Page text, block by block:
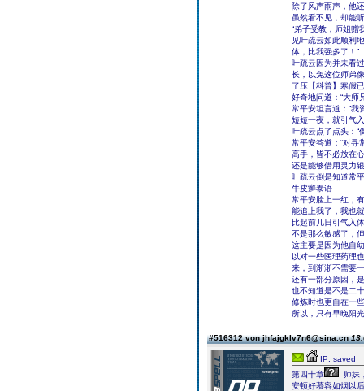
除了风声雨声，他
虽然看不见，却能
“弟子受教，师姐赠
见叶疏云如此顺利
体，比我强多了！”
叶疏云因为并未看
长，以免这位师弟
了压【科普】寒假
好奇地问道：“大师
常平安坦言道：“我
短短一夜，就引气
叶疏云点了点头：“
常平安答道：“对寻
高手，皆不必放在
还是能够借用灵力
叶疏云倒是知道常
牛皮癣泰语
常平安脸上一红，
能追上我了，我也
比起前几日引气入
不是那么敏感了，
这主要是因为他自
以对一些医理药理
来，到渐渐不需要
还有一部分原因，
也不知道是不是二
修炼时也更自在一
所以，只有早晚阳
#516312 von jhfajgklv7n6@sina.cn
IP: saved
第四十章
师妹
安顿好慕容如烟以